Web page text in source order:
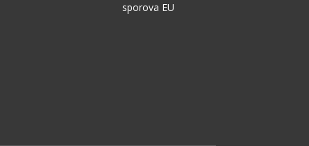
sporova EU